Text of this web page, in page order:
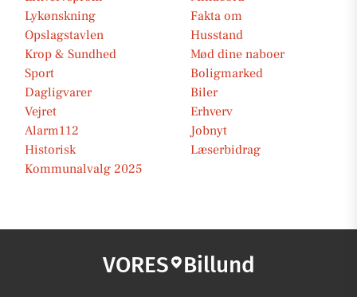
Lykønskning
Fakta om
Opslagstavlen
Husstand
Krop & Sundhed
Mød dine naboer
Sport
Boligmarked
Dagligvarer
Biler
Vejret
Erhverv
Alarm112
Jobnyt
Historisk
Læserbidrag
Kommunalvalg 2025
VORES Billund